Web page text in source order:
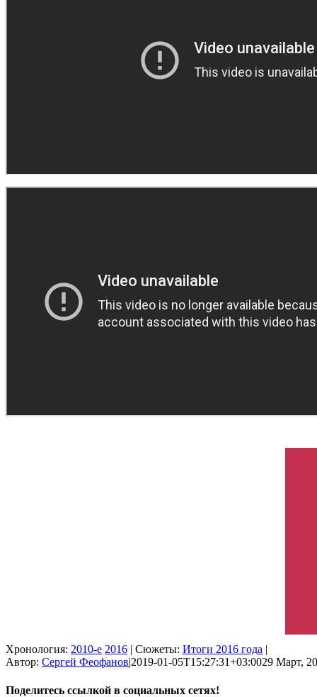
Хронология: 2010-е 2016 | Сюжеты: Итоги 2016 года |
Автор: Сергей Феофанов|2019-01-05T15:27:31+03:0029 Март,
Поделитесь ссылкой в социальных сетях!